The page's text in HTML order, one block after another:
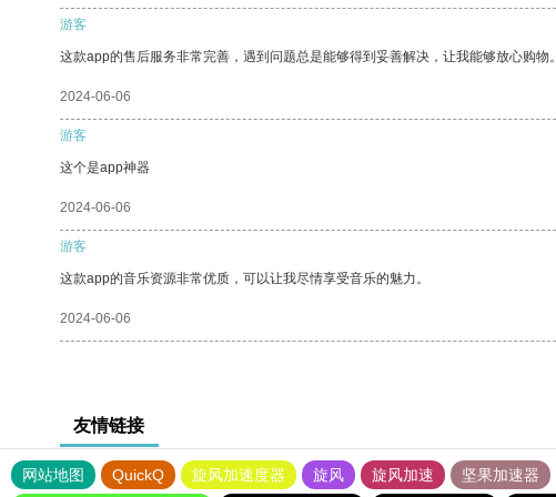
游客
这款app的售后服务非常完善，遇到问题总是能够得到妥善解决，让我能够放心购物。
2024-06-06
游客
这个是app神器
2024-06-06
游客
这款app的音乐资源非常优质，可以让我尽情享受音乐的魅力。
2024-06-06
友情链接
网站地图 QuickQ 旋风加速度器 旋风 旋风加速 坚果加速器